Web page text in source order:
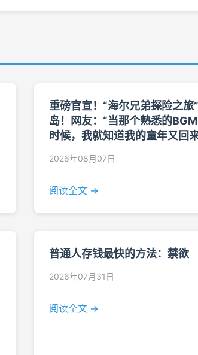
重磅官宣！“海尔兄弟探险之旅
岛！网友：“当那个熟悉的
时候，我就知道我的童年又回
2026年08月07日
阅读全文 →
普通人存钱最快的方法：禁欲
2026年07月31日
阅读全文 →